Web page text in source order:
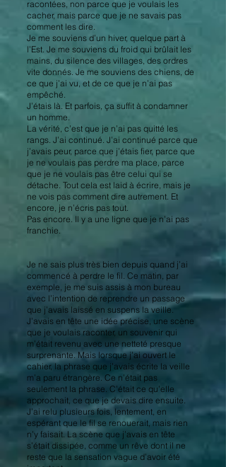
racontées, non parce que je voulais les
cacher, mais parce que je ne savais pas
comment les dire.
Je me souviens d’un hiver, quelque part à
l’Est. Je me souviens du froid qui brûlait les
mains, du silence des villages, des ordres
vite donnés. Je me souviens des chiens, de
ce que j’ai vu, et de ce que je n’ai pas
empêché.
J’étais là. Et parfois, ça suffit à condamner
un homme.
La vérité, c’est que je n’ai pas quitté les
rangs. J’ai continué. J’ai continué parce que
j’avais peur, parce que j’étais fier, parce que
je ne voulais pas perdre ma place, parce
que je ne voulais pas être celui qui se
détache. Tout cela est laid à écrire, mais je
ne vois pas comment dire autrement. Et
encore, je n’écris pas tout.
Pas encore. Il y a une ligne que je n’ai pas
franchie.
Je ne sais plus très bien depuis quand j’ai
commencé à perdre le fil. Ce matin, par
exemple, je me suis assis à mon bureau
avec l’intention de reprendre un passage
que j’avais laissé en suspens la veille.
J’avais en tête une idée précise, une scène
que je voulais raconter, un souvenir qui
m’était revenu avec une netteté presque
surprenante. Mais lorsque j’ai ouvert le
cahier, la phrase que j’avais écrite la veille
m’a paru étrangère. Ce n’était pas
seulement la phrase. C’était ce qu’elle
approchait, ce que je devais dire ensuite.
J’ai relu plusieurs fois, lentement, en
espérant que le fil se renouerait, mais rien
n’y faisait. La scène que j’avais en tête
s’était dissipée, comme un rêve dont il ne
reste que la sensation vague d’avoir été